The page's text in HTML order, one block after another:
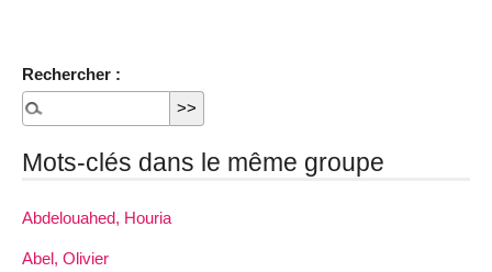
Rechercher :
Mots-clés dans le même groupe
Abdelouahed, Houria
Abel, Olivier